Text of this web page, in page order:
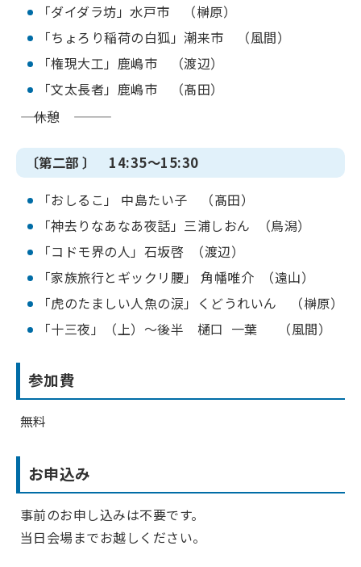
「ダイダラ坊」水戸市 （榊原）
「ちょろり稲荷の白狐」潮来市 （風間）
「権現大工」鹿嶋市 （渡辺）
「文太長者」鹿嶋市 （髙田）
――― 休憩 ―――
〔第二部 〕 14:35～15:30
「おしるこ」 中島たい子 （髙田）
「神去りなあなあ夜話」三浦しおん （鳥潟）
「コドモ界の人」石坂啓 （渡辺）
「家族旅行とギックリ腰」 角幡唯介 （遠山）
「虎のたましい人魚の涙」くどうれいん （榊原）
「十三夜」（上）～後半 樋口 一葉 （風間）
参加費
無料
お申込み
事前のお申し込みは不要です。
当日会場までお越しください。